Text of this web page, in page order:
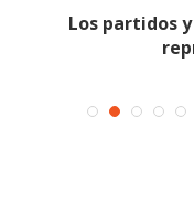
Los partidos